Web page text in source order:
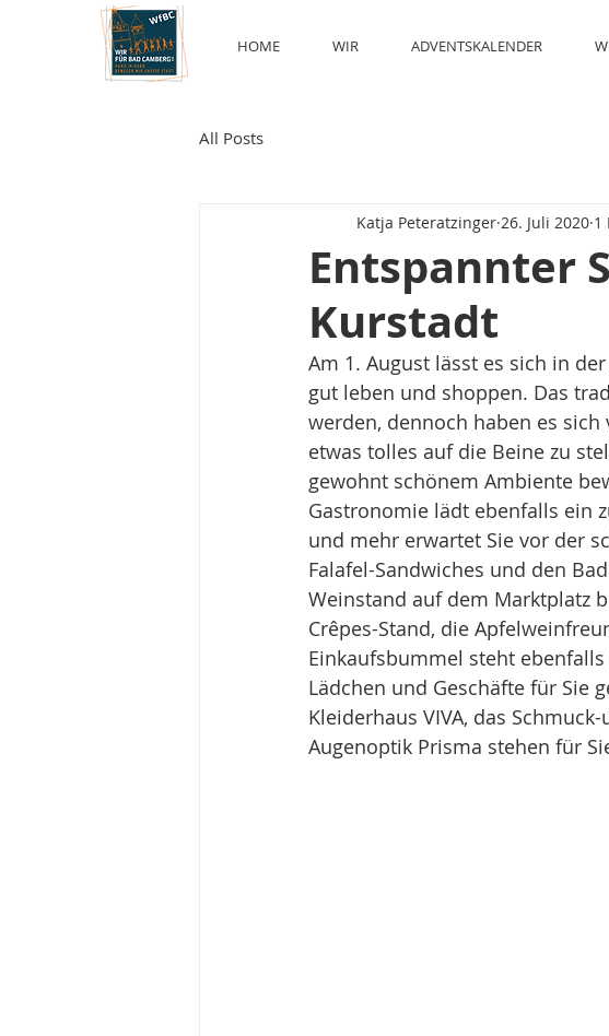
HOME WIR ADVENTSKALENDER
All Posts
Entspannter
Kurstadt
Katja Peteratzinger 26. Juli 2020 1
Am 1. August lässt es sich in
gut leben und shoppen. Das
werden, dennoch haben es
etwas tolles auf die Beine zu
gewohnt schönem Ambiente
Gastronomie lädt ebenfalls ein
und mehr erwartet Sie vor der
Falafel-Sandwiches und den
Weinstand auf dem Marktplatz
Crêpes-Stand, die
Einkaufsbummel steht
Lädchen und Geschäfte für Sie
Kleiderhaus VIVA, das
Augenoptik Prisma stehen für